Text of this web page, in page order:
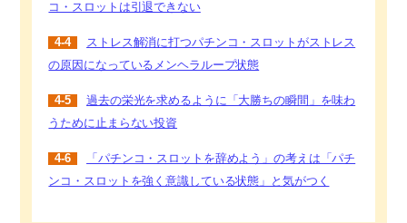
コ・スロットは引退できない
4-4
ストレス解消に打つパチンコ・スロットがストレス
の原因になっているメンヘラループ状態
4-5
過去の栄光を求めるように「大勝ちの瞬間」を味わ
うために止まらない投資
4-6
「パチンコ・スロットを辞めよう」の考えは「パチ
ンコ・スロットを強く意識している状態」と気がつく